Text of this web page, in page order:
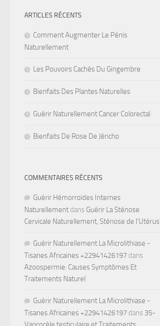
ARTICLES RÉCENTS
Comment Augmenter Le Pénis
Naturellement
Les Pouvoirs Cachés Du Gingembre
Bienfaits Des Plantes Naturelles
Guérir Naturellement Cancer Colorectal
Bienfaits De Rose De Jéricho
COMMENTAIRES RÉCENTS
Guérir Hémorroïdes Internes
Naturellement dans Guérir La Sténose
Cervicale Naturellement, Sténose de l’Utérus
Guérir Naturellement La Microlithiase -
Tisanes Africaines +22941426197 dans
Azoospermie: Causes Symptômes Et
Traitements Naturel
Guérir Naturellement La Microlithiase -
Tisanes Africaines +22941426197 dans 35-